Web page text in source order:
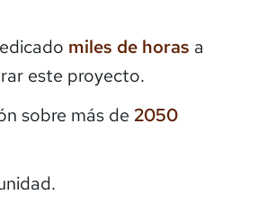
miles de horas a
este proyecto.
sobre más de 2050